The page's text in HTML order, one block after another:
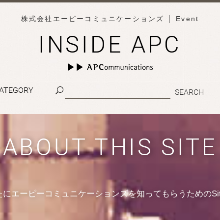
株式会社エーピーコミュニケーションズ │ Event
INSIDE APC
ABOUT THIS SITE
にエーピーコミュニケーションズを知ってもらうための